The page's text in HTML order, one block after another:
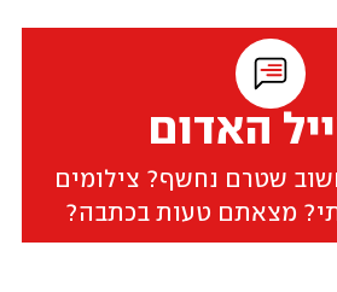
האדום
שטרם נחשף? צילומים
מצאתם טעות בכתבה?